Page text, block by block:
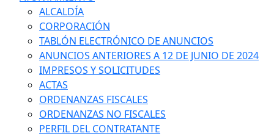
ALCALDÍA
CORPORACIÓN
TABLÓN ELECTRÓNICO DE ANUNCIOS
ANUNCIOS ANTERIORES A 12 DE JUNIO DE 2024
IMPRESOS Y SOLICITUDES
ACTAS
ORDENANZAS FISCALES
ORDENANZAS NO FISCALES
PERFIL DEL CONTRATANTE